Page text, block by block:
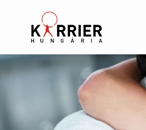
Karrier Hungária